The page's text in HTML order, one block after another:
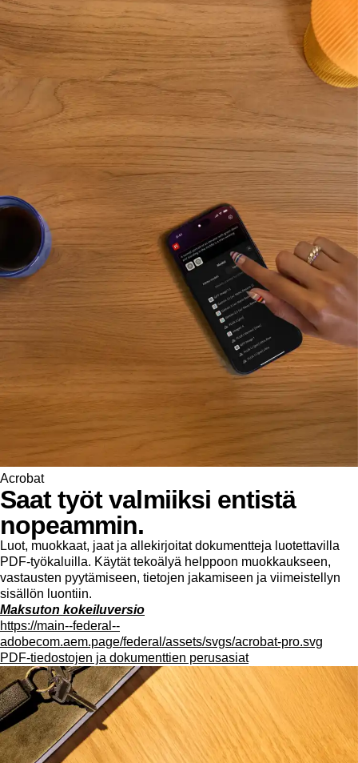
Acrobat
Saat työt valmiiksi entistä
nopeammin.
Luot, muokkaat, jaat ja allekirjoitat dokumentteja luotettavilla
PDF-työkaluilla. Käytät tekoälyä helppoon muokkaukseen,
vastausten pyytämiseen, tietojen jakamiseen ja viimeistellyn
sisällön luontiin.
Maksuton kokeiluversio
https://main--federal--
adobecom.aem.page/federal/assets/svgs/acrobat-pro.svg
PDF-tiedostojen ja dokumenttien perusasiat